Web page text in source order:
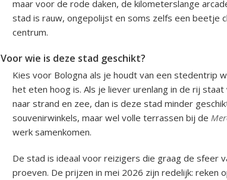
maar voor de rode daken, de kilometerslange
stad is rauw, ongepolijst en soms zelfs een beetje
centrum.
Voor wie is deze stad geschikt?
Kies voor Bologna als je houdt van een stedentrip
het eten hoog is. Als je liever urenlang in de rij
naar strand en zee, dan is deze stad minder
souvenirwinkels, maar wel volle terrassen bij de
werk samenkomen.
De stad is ideaal voor reizigers die graag de sfeer
proeven. De prijzen in mei 2026 zijn redelijk: